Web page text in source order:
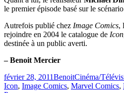
le premier épisode basé sur le
Autrefois publié chez Image Comics,
rejoindre en 2004 le catalogue de Icon
destinée à un public averti.
– Benoit Mercier
Publié
le
février 28, 2011BenoitCatégories
Cinéma/
Icon, Image Comics, Marvel Comics,